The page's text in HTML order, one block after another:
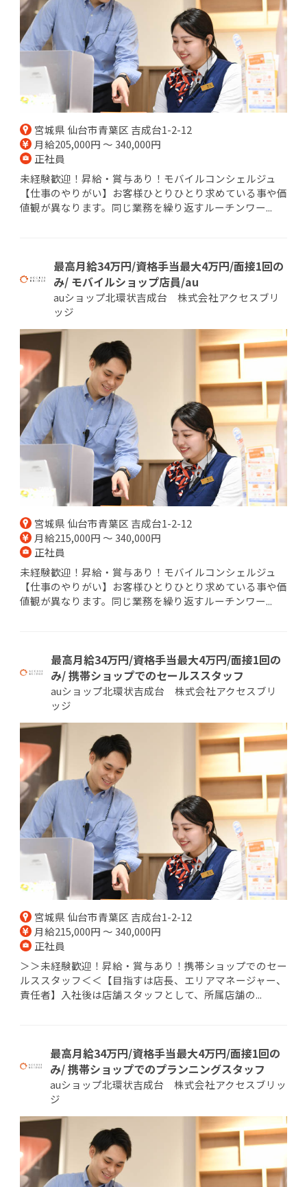
宮城県 仙台市青葉区 吉成台1-2-12
月給205,000円 ～ 340,000円
正社員
未経験歓迎！昇給・賞与あり！モバイルコンシェルジュ
【仕事のやりがい】お客様ひとりひとり求めている事や価
値観が異なります。同じ業務を繰り返すルーチンワー...
最高月給34万円/資格手当最大4万円/面接1回の
み/ モバイルショップ店員/au
auショップ北環状吉成台 株式会社アクセスブリ
ッジ
宮城県 仙台市青葉区 吉成台1-2-12
月給215,000円 ～ 340,000円
正社員
未経験歓迎！昇給・賞与あり！モバイルコンシェルジュ
【仕事のやりがい】お客様ひとりひとり求めている事や価
値観が異なります。同じ業務を繰り返すルーチンワー...
最高月給34万円/資格手当最大4万円/面接1回の
み/ 携帯ショップでのセールススタッフ
auショップ北環状吉成台 株式会社アクセスブリ
ッジ
宮城県 仙台市青葉区 吉成台1-2-12
月給215,000円 ～ 340,000円
正社員
＞＞未経験歓迎！昇給・賞与あり！携帯ショップでのセー
ルススタッフ＜＜【目指すは店長、エリアマネージャー、
責任者】入社後は店舗スタッフとして、所属店舗の...
最高月給34万円/資格手当最大4万円/面接1回の
み/ 携帯ショップでのプランニングスタッフ
auショップ北環状吉成台 株式会社アクセスブリッ
ジ